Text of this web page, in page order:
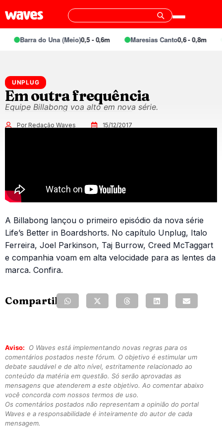
Barra do Una (Meio)0,5 - 0,6m Maresias Canto0,6 - 0,8m
UNPLUG
Em outra frequência
Equipe Billabong voa alto em nova série.
Por Redação Waves 15/12/2017
A Billabong lançou o primeiro episódio da nova série
Life’s Better in Boardshorts. No capítulo Unplug, Italo
Ferreira, Joel Parkinson, Taj Burrow, Creed McTaggart
e companhia voam em alta velocidade para as lentes da
marca. Confira.
Compartilhe:
Aviso:
O Waves está implementando novas regras para os
comentários postados neste fórum. O objetivo é estimular um
debate saudável e de alto nível, estritamente relacionado ao
conteúdo da matéria em questão. Só serão aprovadas as
mensagens que atenderem a este objetivo. Ao comentar abaixo
você concorda com nossos termos de uso.
Os comentários postados não representam a opinião do portal
Waves e a responsabilidade é inteiramente do autor de cada
mensagem.